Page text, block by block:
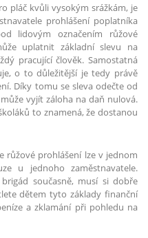
pláč kvůli vysokým srážkám, je
prohlášení poplatníka
lidovým označením růžové
uplatnit základní slevu na
pracující člověk. Samostatná
o to důležitější je tedy právě
Díky tomu se sleva odečte od
vyjít záloha na daň nulová.
to znamená, že dostanou
růžové prohlášení lze v jednom
u jednoho zaměstnavatele.
současně, musí si dobře
dětem tyto základy finanční
a zklamání při pohledu na